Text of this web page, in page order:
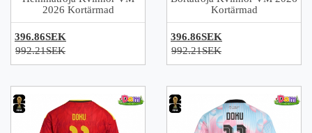
2026 Kortärmad
396.86SEK
992.21SEK
Kortärmad
396.86SEK
992.21SEK